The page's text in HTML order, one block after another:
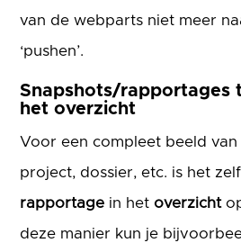
van de webparts niet meer
‘pushen’.
Snapshots/rapportages
het overzicht
Voor een compleet beeld van
project, dossier, etc. is het
rapportage in hetoverzicht
deze manier kun je